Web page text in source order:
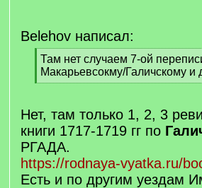
Belehov написал:
[
q
]
Там нет случаем 7-ой
Макарьевсокму/Галичскому и
[
q
]
Нет, там только 1, 2, 3
книги 1717-1719 гг по
РГАДА.
https://rodnaya-vyatka.ru/
Есть и по другим уездам